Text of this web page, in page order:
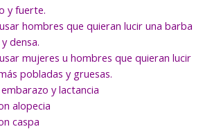
y fuerte.
hombres que quieran lucir una barba
densa.
mujeres u hombres que quieran lucir
pobladas y gruesas.
y lactancia
alopecia
caspa